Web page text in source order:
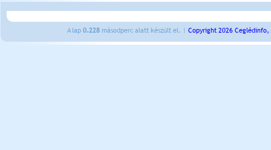
A lap 0.228 másodperc alatt készült el. | Copyright 2026